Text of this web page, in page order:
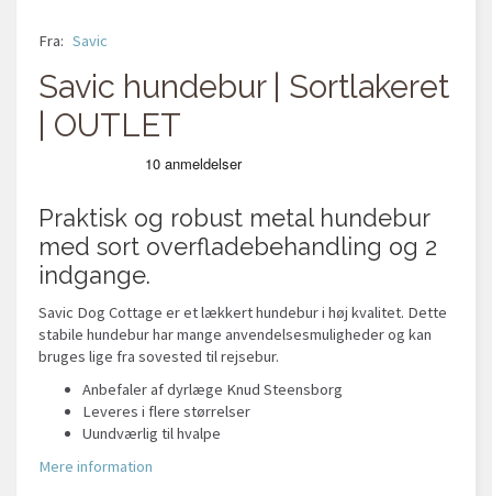
Fra: Savic
Savic hundebur | Sortlakeret
| OUTLET
Praktisk og robust metal hundebur
med sort overfladebehandling og 2
indgange.
Savic Dog Cottage er et lækkert hundebur i høj kvalitet. Dette
stabile hundebur har mange anvendelsesmuligheder og kan
bruges lige fra sovested til rejsebur.
Anbefaler af dyrlæge Knud Steensborg
Leveres i flere størrelser
Uundværlig til hvalpe
Mere information